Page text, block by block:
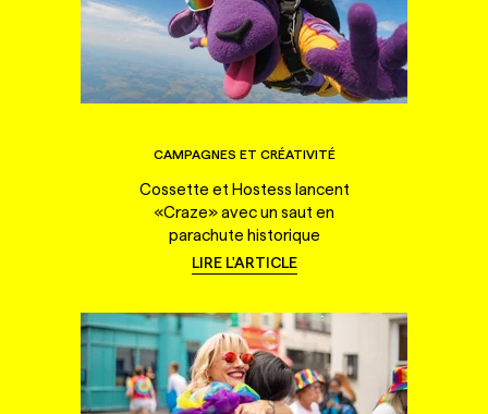
CAMPAGNES ET CRÉATIVITÉ
Cossette et Hostess lancent
«Craze» avec un saut en
parachute historique
LIRE L'ARTICLE